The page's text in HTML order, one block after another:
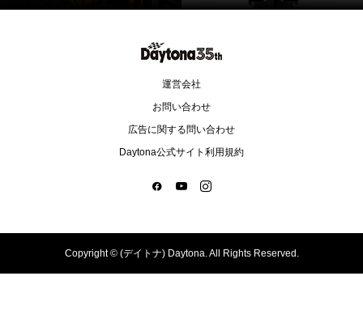
運営会社
お問い合わせ
広告に関する問い合わせ
Daytona公式サイト利用規約
Copyright ©(デイトナ) Daytona. All Rights Reserved.